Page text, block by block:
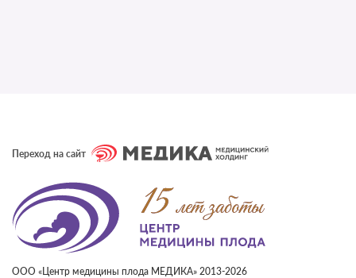
Переход на сайт
ООО «Центр медицины плода МЕДИКА» 2013-2026